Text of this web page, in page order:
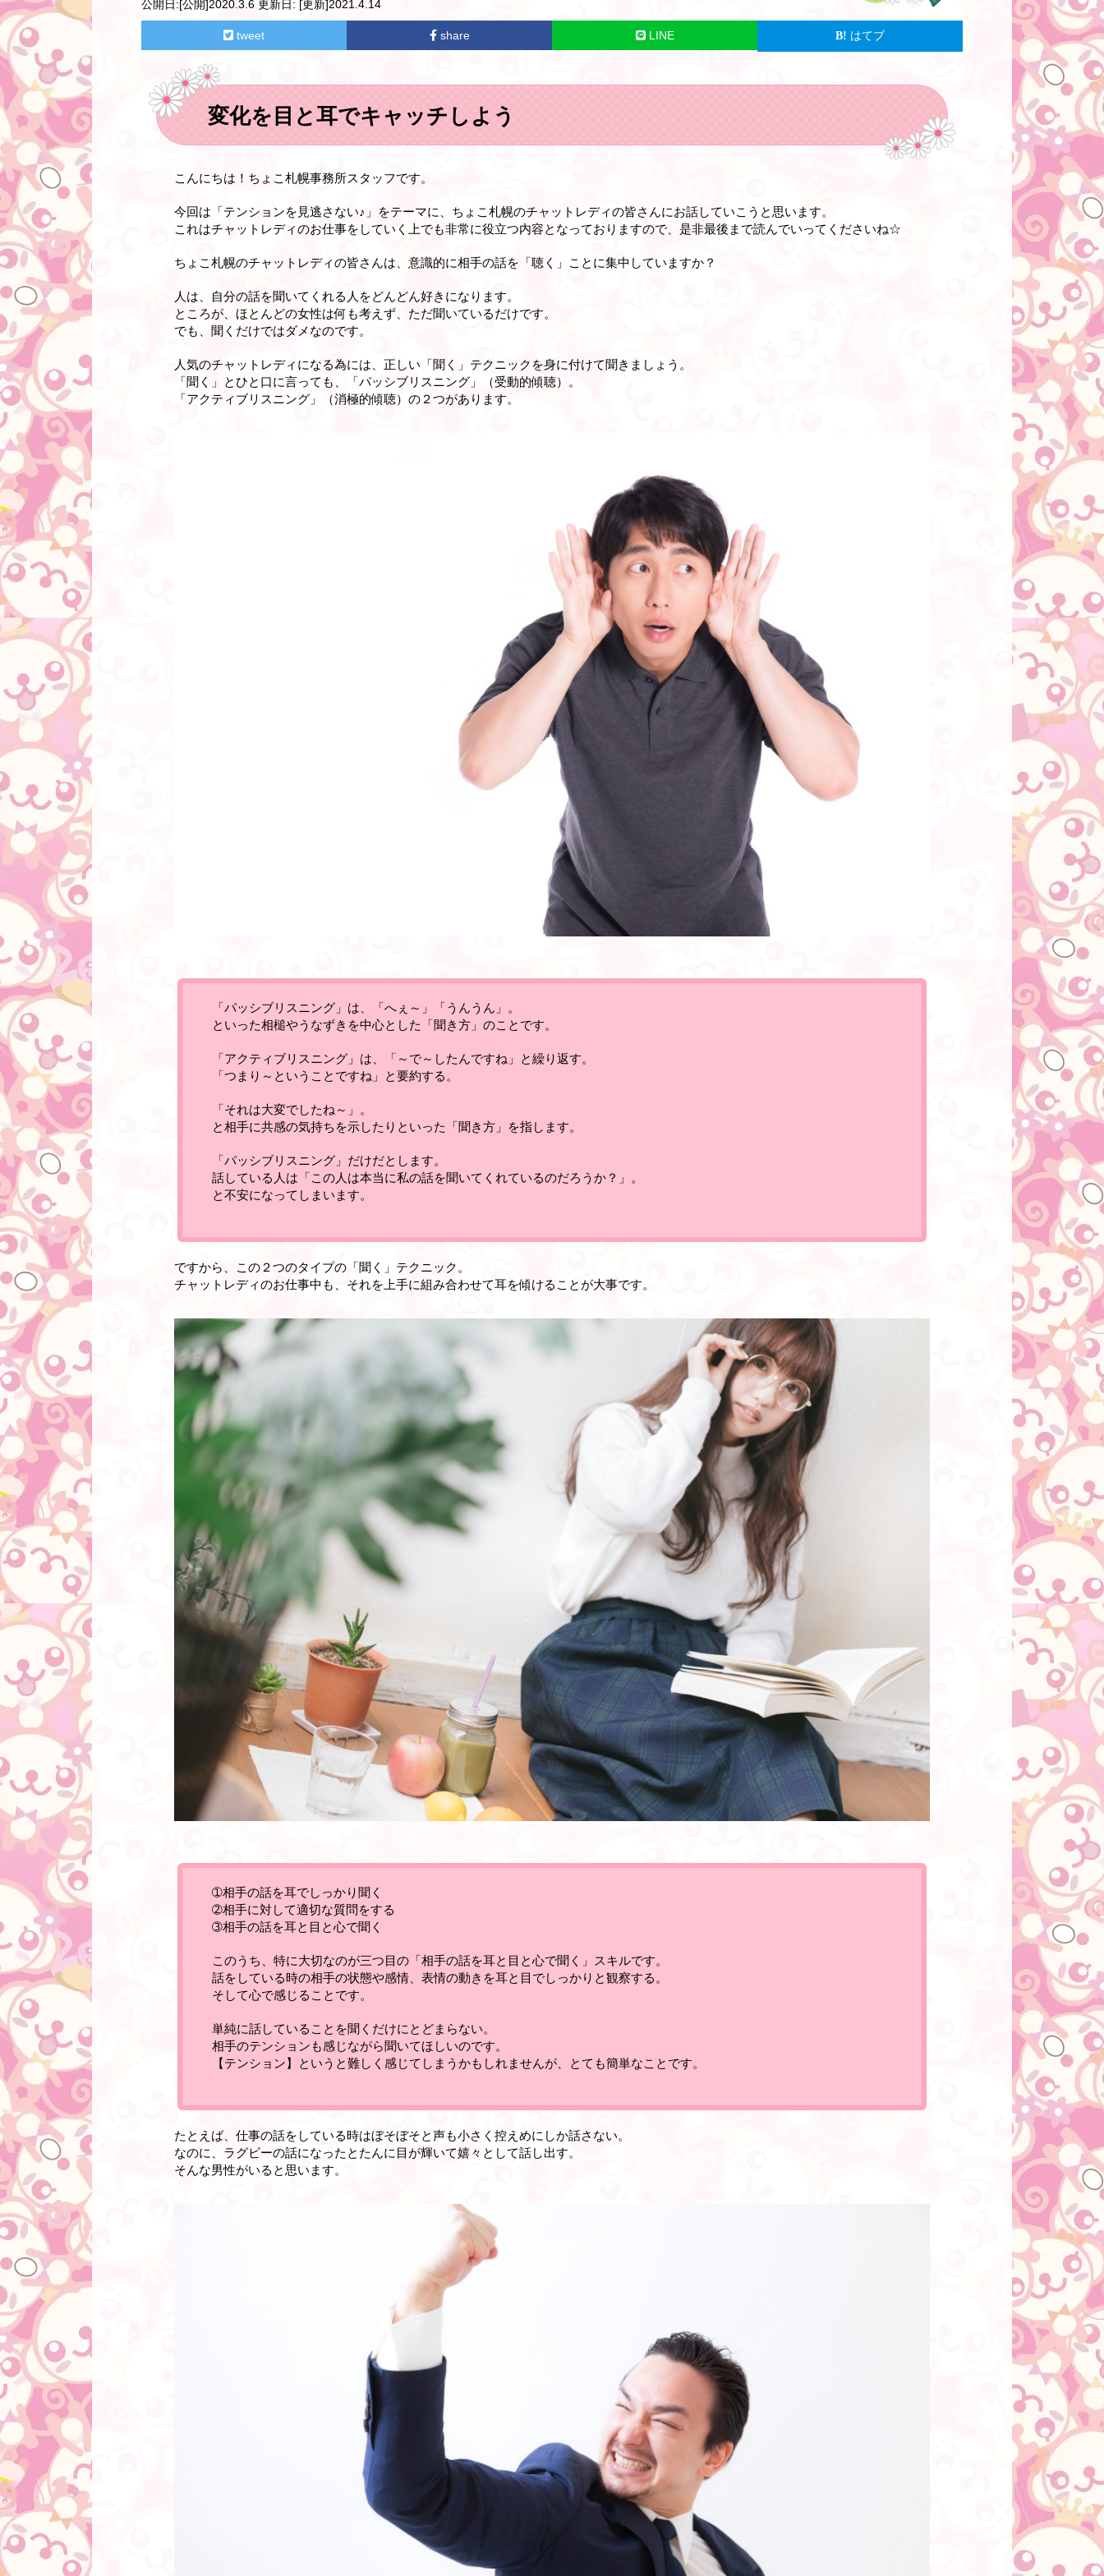
公開日:[公開]2020.3.6 更新日: [更新]2021.4.14
tweet share LINE はてブ
変化を目と耳でキャッチしよう
こんにちは！ちょこ札幌事務所スタッフです。
今回は「テンションを見逃さない♪」をテーマに、ちょこ札幌のチャットレディの皆さんにお話していこうと思います。
これはチャットレディのお仕事をしていく上でも非常に役立つ内容となっておりますので、是非最後まで読んでいってくださいね☆
ちょこ札幌のチャットレディの皆さんは、意識的に相手の話を「聴く」ことに集中していますか？
人は、自分の話を聞いてくれる人をどんどん好きになります。
ところが、ほとんどの女性は何も考えず、ただ聞いているだけです。
でも、聞くだけではダメなのです。
人気のチャットレディになる為には、正しい「聞く」テクニックを身に付けて聞きましょう 。
「聞く」とひと口に言っても、「パッシブリスニング」（受動的傾聴）。
「アクティブリスニング」（消極的傾聴）の２つがあります。
「パッシブリスニング」は、「へぇ～」「うんうん」。
といった相槌やうなずきを中心とした「聞き方」のことです。
「アクティブリスニング」は、「～で～したんですね」と繰り返す。
「つまり～ということですね」と要約する。
「それは大変でしたね～」。
と相手に共感の気持ちを示したりといった「聞き方」を指します。
「パッシブリスニング」だけだとします。
話している人は「この人は本当に私の話を聞いてくれているのだろうか？」。
と不安になってしまいます。
ですから、こ の２つのタイプの「聞く」テクニック 。
チャットレディのお仕事中も、それを上手に組み合わせて耳を傾けることが大事です。
➀相手の話を耳でしっかり聞く
➁相手に対して適切な質問をする
➂相手の話を耳と目と心で聞く
このうち、 特に大切なのが三つ目の「相手の話を耳と目と心で聞く」スキルです。
話をしている時の相手の状態や感情、表情の動きを耳と目でしっかりと観察する。
そして心で感じることです。
単純に話していることを聞くだけにとどまらない。
相手のテンションも感じながら聞いてほしいのです。
【テンション】というと難しく感じてしまうかもしれませんが、とても簡単なことです。
たとえば、仕事の話をしている時はぼそぼそと声も小さく控えめにしか話さない。
なのに、ラグビーの話になったとたんに目が輝いて嬉々として話し出す。
そんな男性がいると思います。